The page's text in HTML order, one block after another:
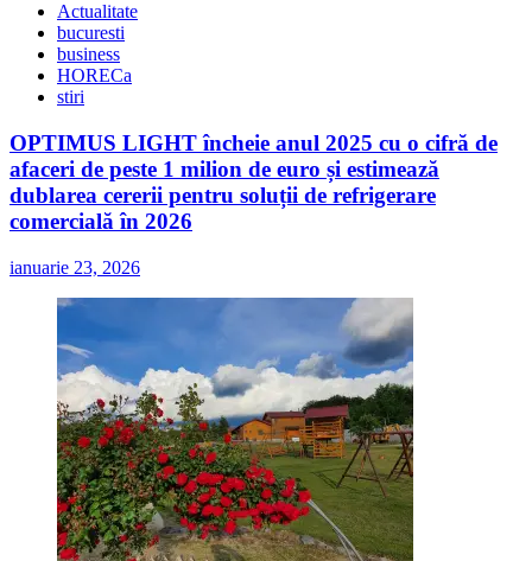
Actualitate
bucuresti
business
HORECa
stiri
OPTIMUS LIGHT încheie anul 2025 cu o cifră de
afaceri de peste 1 milion de euro și estimează
dublarea cererii pentru soluții de refrigerare
comercială în 2026
ianuarie 23, 2026